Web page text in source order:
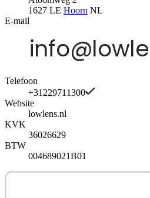
1627 LE Hoorn NL
E-mail
Telefoon
+31229711300
Website
lowlens.nl
KVK
36026629
BTW
004689021B01